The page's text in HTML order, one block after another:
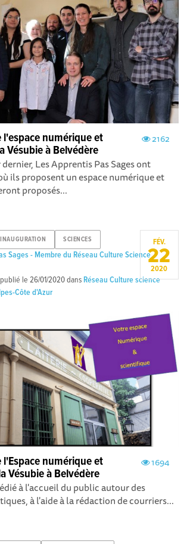
2162
numérique et
Vésubie à Belvédère
Les Apprentis Pas Sages ont
ils proposent un espace numérique et
proposés...
INAUGURATION SCIENCES
Sages - Membre du Réseau Culture Science
publié le26/01/2020dans Réseau Culture science
Côte d'Azur
FÉV.
22
2020
1694
numérique et
Vésubie à Belvédère
à l'accueil du public autour des
à l'aide à la rédaction de courriers...